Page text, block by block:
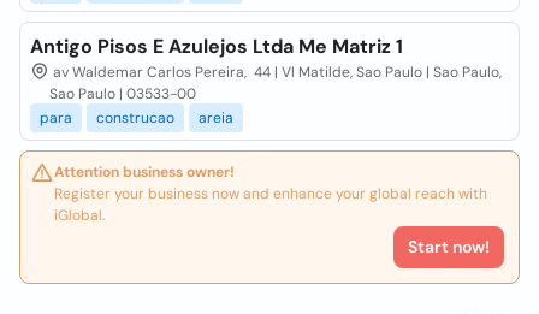
Antigo Pisos E Azulejos Ltda Me Matriz 1
av Waldemar Carlos Pereira, 44 | Vl Matilde, Sao Paulo | Sao Paulo,
Sao Paulo | 03533-00
para
construcao areia
Attention business owner!
Register your business now and enhance your global reach with
iGlobal.
Start now!